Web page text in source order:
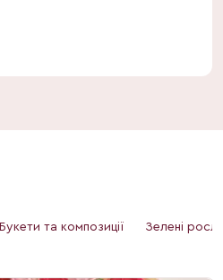
Букети та композиції Зелені